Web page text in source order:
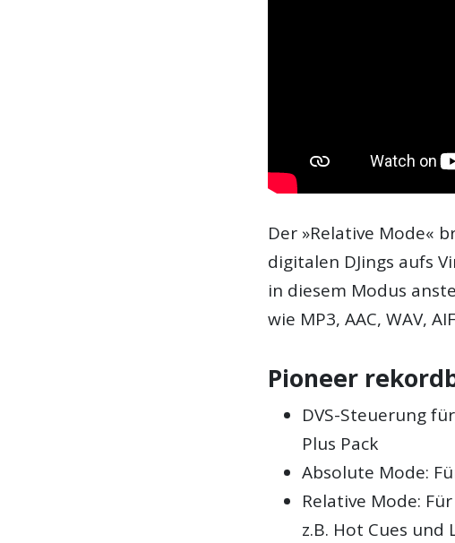
Der »Relative Mode«
digitalen DJings aufs
in diesem Modus
wie MP3, AAC, WAV,
Pioneer
DVS-Steuerung
Plus Pack
Absolute Mode:
Relative Mode:
z.B. Hot Cues und